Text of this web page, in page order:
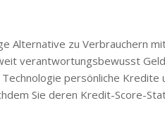
Alternative zu Verbrauchern
verantwortungsbewusst
persönliche
Sie deren Kredit-Score-